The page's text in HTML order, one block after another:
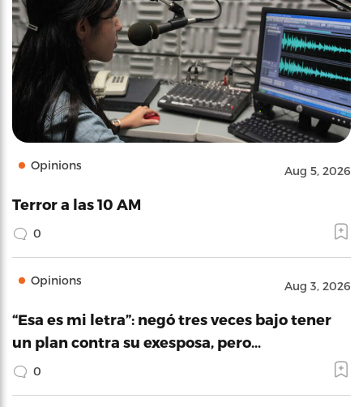
Opinions Aug 5, 2026
Terror a las 10 AM
0
Opinions Aug 3, 2026
“Esa es mi letra”: negó tres veces bajo tener
un plan contra su exesposa, pero…
0